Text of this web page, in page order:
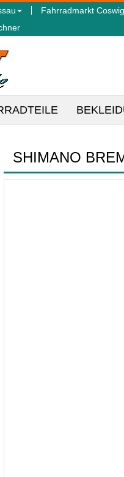
Fahrradmarkt Coswig
SHIMANO